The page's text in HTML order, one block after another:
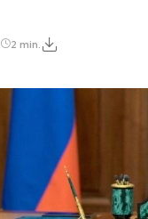
2 min.